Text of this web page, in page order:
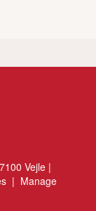
Vejle |
| Manage